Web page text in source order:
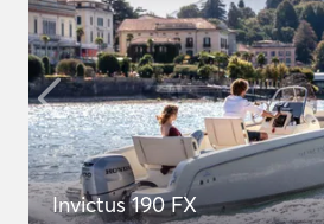
Invictus 190 FX